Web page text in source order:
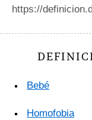
https://
Bebé
Homofobia